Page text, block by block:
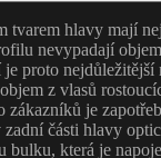
tvarem hlavy mají
nevypadají
je proto
z vlasů
je
zadní části hlavy
bulku, která je